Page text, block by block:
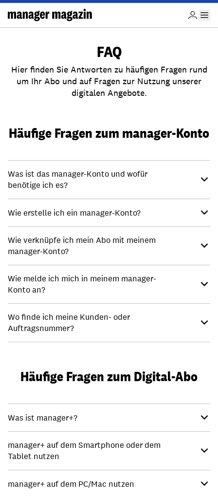
FAQ
Hier finden Sie Antworten zu häufigen Fragen rund
um Ihr Abo und auf Fragen zur Nutzung unserer
digitalen Angebote.
Häufige Fragen zum manager-Konto
Was ist das manager-Konto und wofür
benötige ich es?
Wie erstelle ich ein manager-Konto?
Wie verknüpfe ich mein Abo mit meinem
manager-Konto?
Wie melde ich mich in meinem manager-
Konto an?
Wo finde ich meine Kunden- oder
Auftragsnummer?
Häufige Fragen zum Digital-Abo
Was ist manager+?
manager+ auf dem Smartphone oder dem
Tablet nutzen
manager+ auf dem PC/Mac nutzen